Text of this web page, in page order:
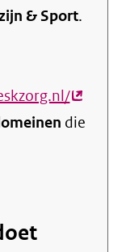
& Sport.
(externe
link)
die